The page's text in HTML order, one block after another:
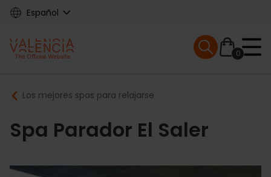
Skip
content
Español
Main
navigation
0
Mobile menu
Breadcrumb
Los mejores spas para relajarse
Spa Parador El Saler